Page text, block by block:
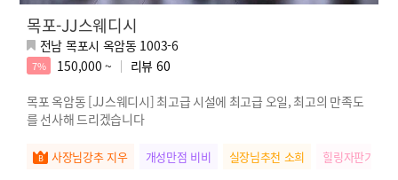
목포-JJ스웨디시
전남 목포시 옥암동 1003-6
7% 150,000 ~ 리뷰 60
목포 옥암동 [JJ스웨디시] 최고급 시설에 최고급 오일, 최고의 만족도
를 선사해 드리겠습니다
사장님강추 지우 개성만점 비비 실장님추천 소희 힐링자판기 난이